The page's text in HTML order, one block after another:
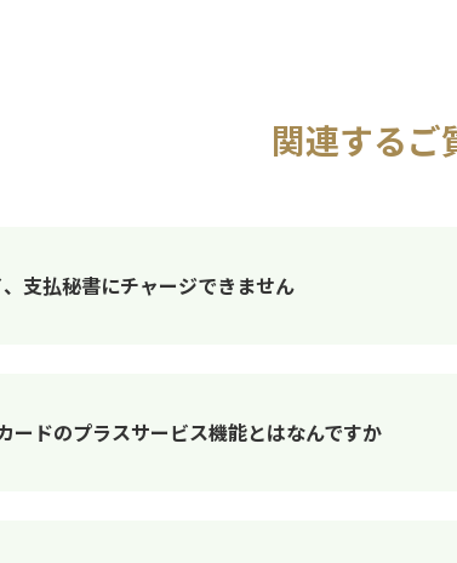
関連するご
支払秘書にチャージできません
ードのプラスサービス機能とはなんですか